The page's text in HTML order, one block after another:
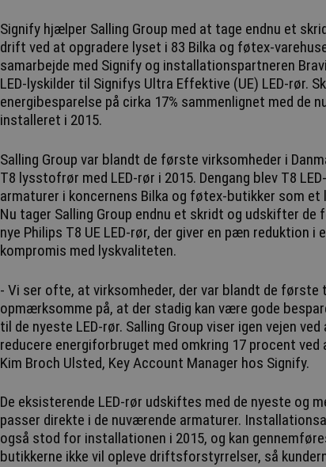
Signify hjælper Salling Group med at tage endnu et
drift ved at opgradere lyset i 83 Bilka og føtex-
samarbejde med Signify og installationspartneren
LED-lyskilder til Signifys Ultra Effektive (UE) LED-rør.
energibesparelse på cirka 17% sammenlignet med de
installeret i 2015.
Salling Group var blandt de første virksomheder i
T8 lysstofrør med LED-rør i 2015. Dengang blev T8
armaturer i koncernens Bilka og føtex-butikker som
Nu tager Salling Group endnu et skridt og udskifter de
nye Philips T8 UE LED-rør, der giver en pæn reduktion
kompromis med lyskvaliteten.
- Vi ser ofte, at virksomheder, der var blandt de første
opmærksomme på, at der stadig kan være gode
til de nyeste LED-rør. Salling Group viser igen vejen
reducere energiforbruget med omkring 17 procent ved
Kim Broch Ulsted, Key Account Manager hos Signify.
De eksisterende LED-rør udskiftes med de nyeste og
passer direkte i de nuværende armaturer.
også stod for installationen i 2015, og kan
butikkerne ikke vil opleve driftsforstyrrelser, så